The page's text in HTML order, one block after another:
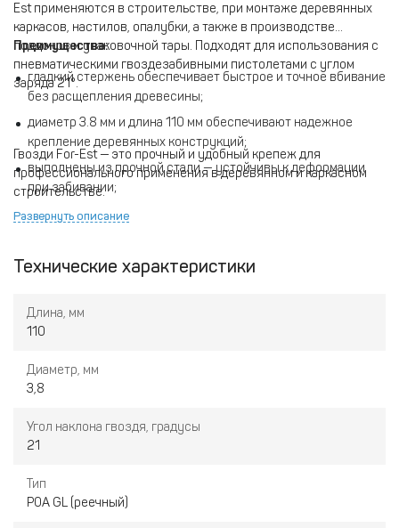
Est применяются в строительстве, при монтаже деревянных
каркасов, настилов, опалубки, а также в производстве
поддонов и упаковочной тары. Подходят для использования с
пневматическими гвоздезабивными пистолетами с углом
заряда 21°.
Преимущества:
гладкий стержень обеспечивает быстрое и точное вбивание
без расщепления древесины;
диаметр 3.8 мм и длина 110 мм обеспечивают надежное
крепление деревянных конструкций;
выполнены из прочной стали — устойчивы к деформации
при забивании;
подходят для большинства профессиональных
строительных работ.
Гвозди For-Est — это прочный и удобный крепеж для
профессионального применения в деревянном и каркасном
строительстве.
Развернуть описание
Технические характеристики
Длина, мм
110
Диаметр, мм
3,8
Угол наклона гвоздя, градусы
21
Тип
P0A GL (реечный)